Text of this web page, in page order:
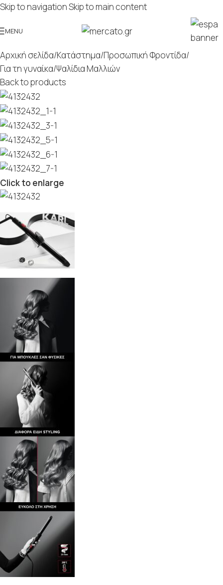
Skip to navigationSkip to main content
MENU
Αρχική σελίδα/Κατάστημα/Προσωπική Φροντίδα/
Για τη γυναίκα/Ψαλίδια Μαλλιών
Back to products
Click to enlarge